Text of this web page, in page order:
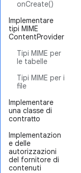
onCreate()
Implementare
tipi MIME
ContentProvider
Tipi MIME per
le tabelle
Tipi MIME per i
file
Implementare
una classe di
contratto
Implementazion
e delle
autorizzazioni
del fornitore di
contenuti